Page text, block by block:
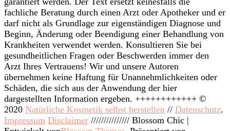
fachliche Beratung durch einen Arzt oder Apotheker und er
darf nicht als Grundlage zur eigenständigen Diagnose und
Beginn, Änderung oder Beendigung einer Behandlung von
Krankheiten verwendet werden. Konsultieren Sie bei
gesundheitlichen Fragen oder Beschwerden immer den
Arzt Ihres Vertrauens! Wir und unsere Autoren
übernehmen keine Haftung für Unannehmlichkeiten oder
Schäden, die sich aus der Anwendung der hier
dargestellten Information ergeben. ++++++++++++ ©
2020 Natürliche Kosmetik selbst herstellen // Datenschutz.
Impressum Disclaimer /////////////// Blossom Chic |